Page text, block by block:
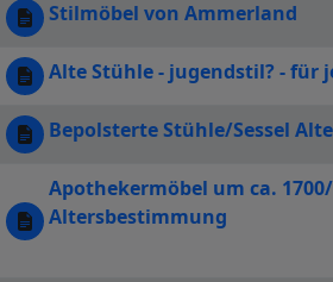
Stilmöbel von Ammerland
Alte Stühle - jugendstil? - für
Bepolsterte Stühle/Sessel
Apothekermöbel um ca.
Altersbestimmung